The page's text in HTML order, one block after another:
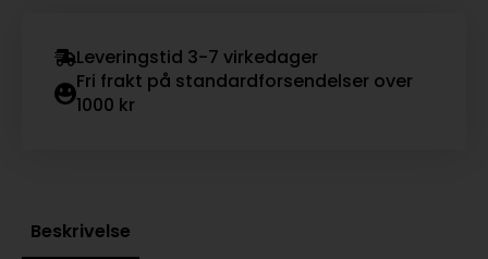
Leveringstid 3-7 virkedager
Fri frakt på standardforsendelser over
1000 kr
Beskrivelse